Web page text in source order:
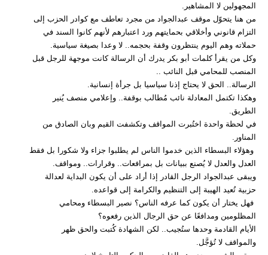
المجهولين لا المشاهير.
من هنا يتحوّل موقف عبدالجواد من مجرد تعاطف مع كوادر الحزب إلى
التزام قانوني وأخلاقي بحمايتهم ورد اعتبارهم لأنهم كانوا السند في
حملاته وهم اليوم ينتظرون وقفة بحجمه.. لا وعدا بصيغة سياسية.
وكل من يقرأ كلمات أبو بكر يدرك أن الرسالة كانت موجهة للرجل قبل
المنصب للمحامي قبل النائب ..
الرسالة.. الحق لا يحتاج إذنا سياسيا بل جرأة إنسانية.
وهكذا تكتمل المعادلة نائب مُطالب بوقفة.. وإعلامي منصف يُنير
الطريق.
في لحظة واحدة اختُبرت المواقف وتكشفت القيم وبان الصادق من
المناور.
وهؤلاء البسطاء الذين خدموا الناس لم يطلبوا جزاء ولا شكورا بل فقط
العدل والعدل لا يُصنع ببيانات بل بمرافعات.. وقرارات.. ومواقف.
ويبقى عبدالجواد الرجل القادر إذا أراد على أن يكون البداية لعدالة
حزبية تُعيد الهيبة إلى التنظيم والكرامة إلى قواعده.
فهل يختار أن يكون كما عرفه الناس؟ نصير البسطاء ومحامي
المظلومين ومدافعًا عن حق الرجال الذين رفعوه؟
الأيام القادمة وحدها ستُجيب.. لكن الشهادة كُتبت والحق ظهر
والمواقف لا تُؤجَّل.